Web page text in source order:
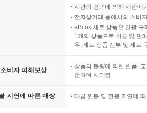
시간의 경과에 의해 재판매
전자상거래 등에서의 소비
eBook 세트 상품은 일괄 구
1개의 상품으로 취급 및 판
우, 세트 상품 전부 및 세트
소비자 피해보상
상품의 불량에 의한 반품,
준하여 처리됨
지연에 따른 배상 대금 환불 및 환불 지연에